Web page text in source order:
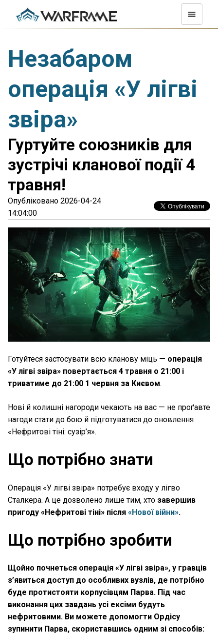
Незабаром
операція «У лігві
звіра»
Гуртуйте союзників для
зустрічі кланової події 4
травня!
Опубліковано 2026-04-24
14:04:00
Готуйтеся застосувати всю кланову міць — операція
«У лігві звіра» повертається 4 травня о 21:00 і
триватиме до 21:00 1 червня за Києвом.
Нові й колишні нагороди чекають на вас — не проґавте
нагоди стати до бою й підготуватися до оновлення
«Нефритові тіні: сузір’я».
Що потрібно знати
Операція «У лігві звіра» потребує входу у лігво
Сталкера. А це дозволено лише тим, хто завершив
пригоду «Нефритові тіні» після «Нової війни».
Що потрібно зробити
Щойно почнеться операція «У лігві звіра», у гравців
з’явиться доступ до особливих вузлів, де потрібно
буде протистояти корпусівцям Парва. Під час
виконання цих завдань усі ексіми будуть
нефритовими. Ви можете допомогти Ордісу
зупинити Парва, скориставшись одним зі способів: